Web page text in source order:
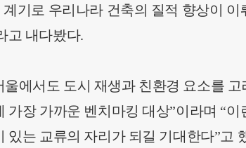
기로 우리나라 건축의 질적 향상이 이
고 내다봤다.
에서도 도시 재생과 친환경 요소를
장 가까운 벤치마킹 대상”이라며 “
는 교류의 자리가 되길 기대한다”고